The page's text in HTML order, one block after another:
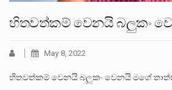
හිතවත්කම් වෙනයි බලුකං
May 8, 2022
හිතවත්කම් වෙනයි බලුකං වෙනයි මගේ